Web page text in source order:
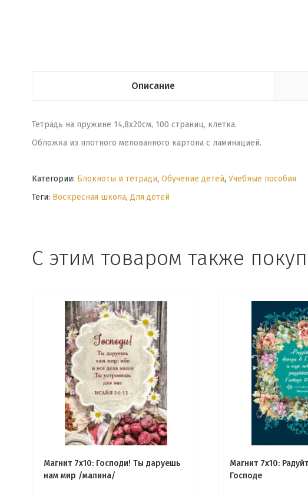
Описание
Тетрадь на пружине 14,8х20см, 100 страниц, клетка.
Обложка из плотного мелованного картона с ламинацией.
Категории: Блокноты и тетради, Обучение детей, Учебные пособия
Теги: Воскресная школа, Для детей
С этим товаром также
Магнит 7x10: Господи! Ты даруешь
нам мир /малина/
Магнит 7x10:
Господе